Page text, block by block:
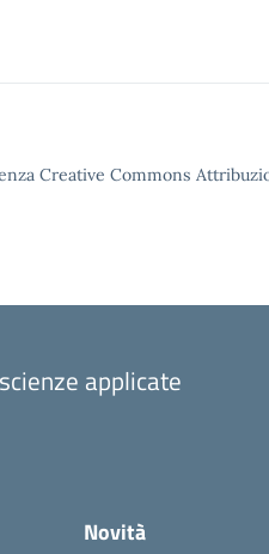
Creative Commons
applicate
Novità